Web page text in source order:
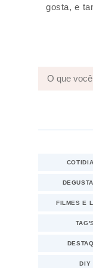
gosta, e
FILMES E
DIY